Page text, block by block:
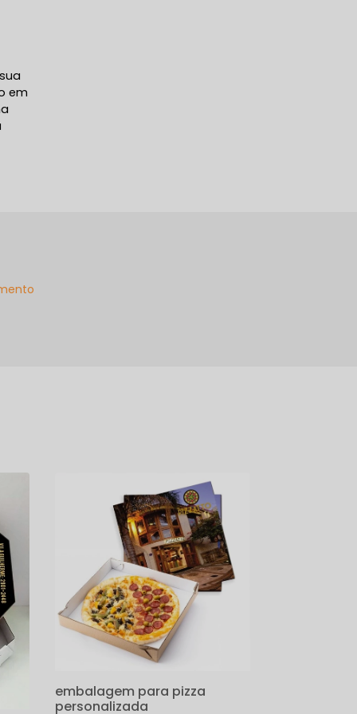
em
embalagem para pizza
personalizada